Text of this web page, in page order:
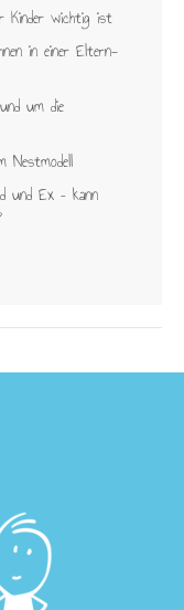
Kinder wichtig ist
in einer Eltern-
um die
Nestmodell
und Ex – kann